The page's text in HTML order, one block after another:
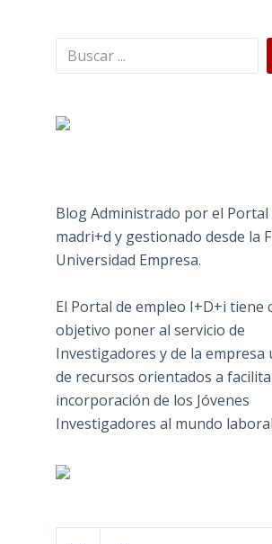
Buscar
Blog Administrado por el Portal
madri+d y gestionado desde la
Universidad Empresa.
El Portal de empleo I+D+i tiene
objetivo poner al servicio de
Investigadores y de la empresa
de recursos orientados a
incorporación de los Jóvenes
Investigadores al mundo